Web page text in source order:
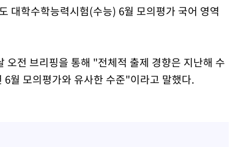
대학수학능력시험(수능) 6월 모의평가 국어 영역
오전 브리핑을 통해 "전체적 출제 경향은 지난해 수
월 모의평가와 유사한 수준"이라고 말했다.